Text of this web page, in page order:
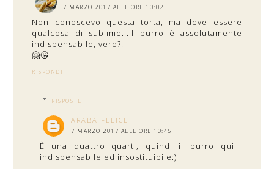
7 MARZO 2017 ALLE ORE 10:02
Non conoscevo questa torta, ma deve essere
qualcosa di sublime...il burro è assolutamente
indispensabile, vero?!
🤗😘
RISPONDI
RISPOSTE
ARABA FELICE
7 MARZO 2017 ALLE ORE 10:45
È una quattro quarti, quindi il burro qui
indispensabile ed insostituibile:)